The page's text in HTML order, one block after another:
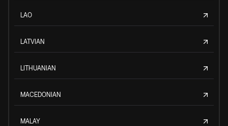
LAO
LATVIAN
LITHUANIAN
MACEDONIAN
MALAY